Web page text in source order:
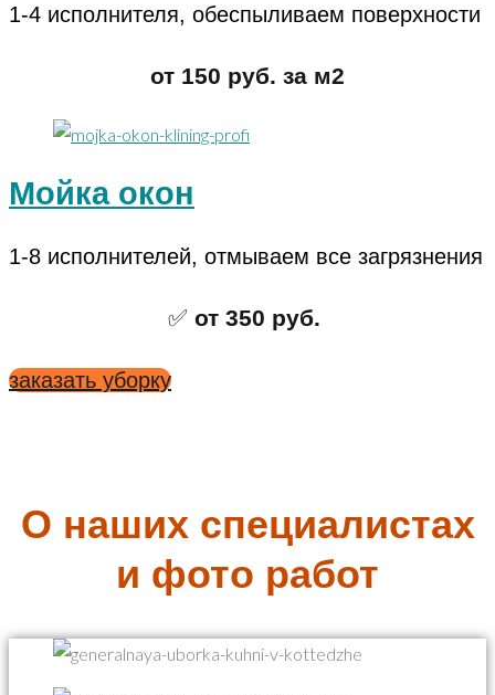
1-4 исполнителя, обеспыливаем поверхности
от 150 руб. за м2
Мойка окон
1-8 исполнителей, отмываем все загрязнения
✅ от 350 руб.
заказать уборку
О наших специалистах
и фото работ